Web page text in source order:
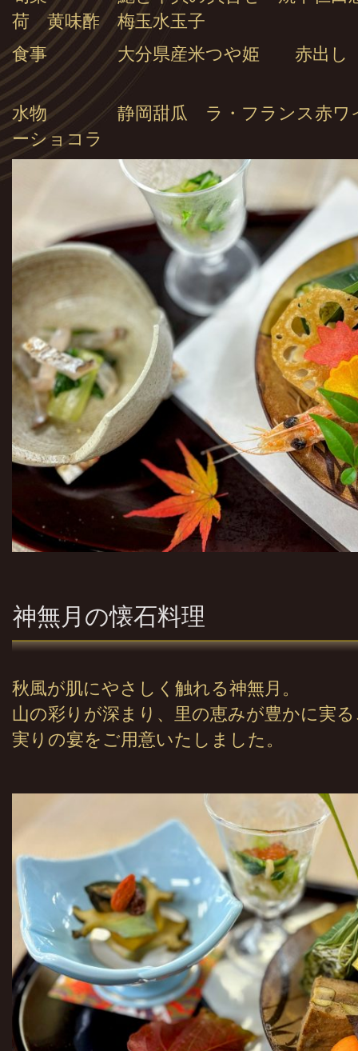
荷 黄味酢 梅玉水玉子
食事 大分県産米つや姫 赤出し
水物 静岡甜瓜 ラ・フランス赤ワ
ーショコラ
神無月の懐石料理
秋風が肌にやさしく触れる神無月。
山の彩りが深まり、里の恵みが豊かに実
実りの宴をご用意いたしました。